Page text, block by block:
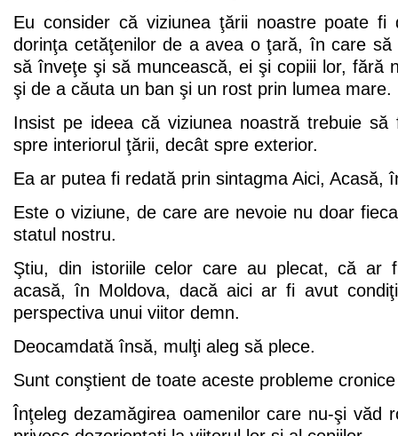
Eu consider că viziunea ţării noastre poate fi
dorinţa cetăţenilor de a avea o ţară, în care să
să înveţe şi să muncească, ei şi copiii lor, fără
şi de a căuta un ban şi un rost prin lumea mare.
Insist pe ideea că viziunea noastră trebuie
spre interiorul ţării, decât spre exterior.
Ea ar putea fi redată prin sintagma Aici, Acasă,
Este o viziune, de care are nevoie nu doar
statul nostru.
Ştiu, din istoriile celor care au plecat, că ar
acasă, în Moldova, dacă aici ar fi avut
perspectiva unui viitor demn.
Deocamdată însă, mulţi aleg să plece.
Sunt conştient de toate aceste probleme
Înţeleg dezamăgirea oamenilor care nu-şi văd